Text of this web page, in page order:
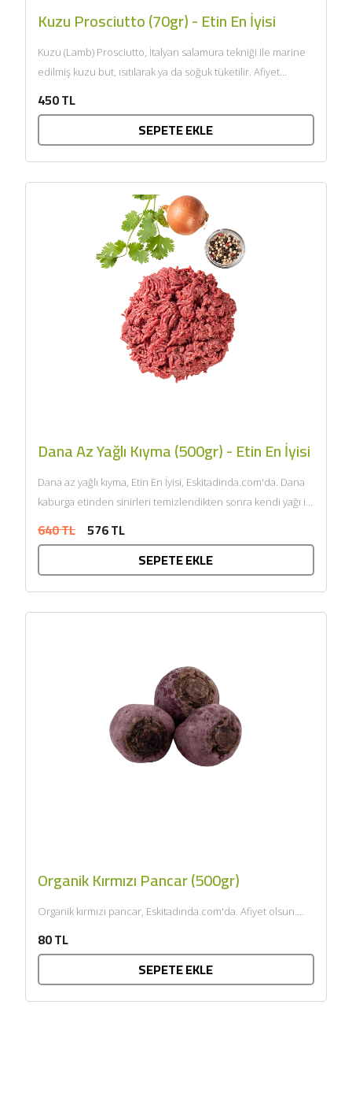
Kuzu Prosciutto (70gr) - Etin En İyisi
Kuzu (Lamb) Prosciutto, İtalyan salamura tekniği ile marine
edilmiş kuzu but, ısıtılarak ya da soğuk tüketilir. Afiyet
450 TL
SEPETE EKLE
Dana Az Yağlı Kıyma (500gr) - Etin En İyisi
Dana az yağlı kıyma, Etin En İyisi, Eskitadinda.com'da. Dana
kaburga etinden sinirleri temizlendikten sonra kendi yağı ile
640 TL 576 TL
SEPETE EKLE
Organik Kırmızı Pancar (500gr)
Organik kırmızı pancar, Eskitadında.com'da. Afiyet olsun....
80 TL
SEPETE EKLE